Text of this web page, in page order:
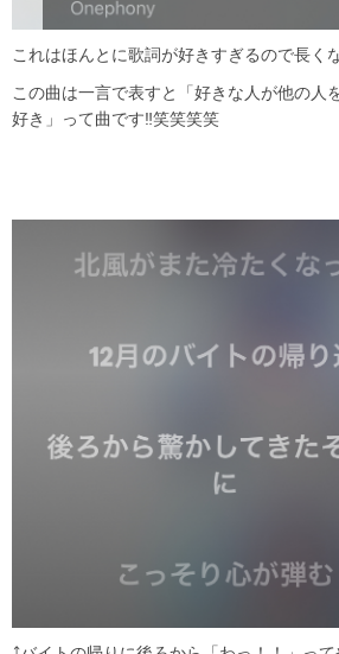
これはほんとに歌詞が好きすぎるので長く
この曲は一言で表すと「好きな人が他の人
好き」って曲です‼️笑笑笑笑